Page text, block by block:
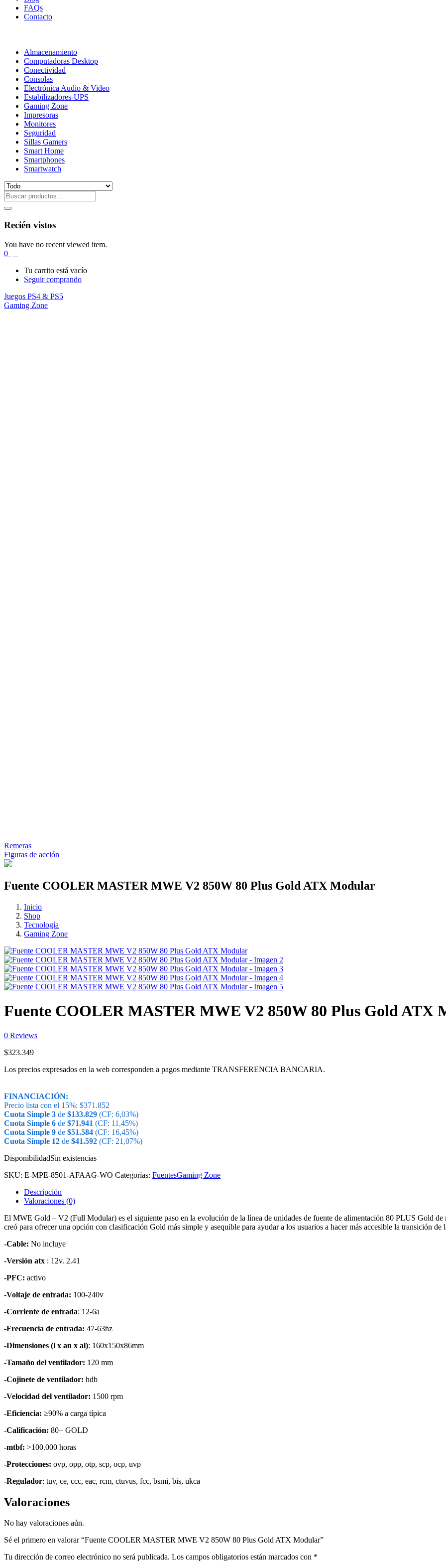
FAQs
Contacto
Almacenamiento
Computadoras Desktop
Conectividad
Consolas
Electrónica Audio & Video
Estabilizadores-UPS
Gaming Zone
Impresoras
Monitores
Seguridad
Sillas Gamers
Smart Home
Smartphones
Smartwatch
Recién vistos
You have no recent viewed item.
0
Tu carrito está vacío
Seguir comprando
Juegos PS4 & PS5
Gaming Zone
Remeras
Figuras de acción
Fuente COOLER MASTER MWE V2 850W 80 Plus Gold ATX Modular
Inicio
Shop
Tecnología
Gaming Zone
Fuente COOLER MASTER MWE V2 850W 80 Plus Gold ATX
0 Reviews
$323.349
Los precios expresados en la web corresponden a pagos mediante TRANSFERENCIA BANCARIA.
FINANCIACIÓN:
Precio lista con el 15%: $371.852
Cuota Simple 3 de $133.829 (CF: 6,03%)
Cuota Simple 6 de $71.941 (CF: 11,45%)
Cuota Simple 9 de $51.584 (CF: 16,45%)
Cuota Simple 12 de $41.592 (CF: 21,07%)
DisponibilidadSin existencias
SKU: E-MPE-8501-AFAAG-WO Categorías: FuentesGaming Zone
Descripción
Valoraciones (0)
El MWE Gold – V2 (Full Modular) es el siguiente paso en la evolución de la línea de unidades de fuente de alimentación 80 PLUS Gold
creó para ofrecer una opción con clasificación Gold más simple y asequible para ayudar a los usuarios a hacer más accesible la transición
-Cable: No incluye
-Versión atx : 12v. 2.41
-PFC: activo
-Voltaje de entrada: 100-240v
-Corriente de entrada: 12-6a
-Frecuencia de entrada: 47-63hz
-Dimensiones (l x an x al): 160x150x86mm
-Tamaño del ventilador: 120 mm
-Cojinete de ventilador: hdb
-Velocidad del ventilador: 1500 rpm
-Eficiencia: ≥90% a carga típica
-Calificación: 80+ GOLD
-mtbf: >100.000 horas
-Protecciones: ovp, opp, otp, scp, ocp, uvp
-Regulador: tuv, ce, ccc, eac, rcm, ctuvus, fcc, bsmi, bis, ukca
Valoraciones
No hay valoraciones aún.
Sé el primero en valorar “Fuente COOLER MASTER MWE V2 850W 80 Plus Gold ATX Modular”
Tu dirección de correo electrónico no será publicada. Los campos obligatorios están marcados con *